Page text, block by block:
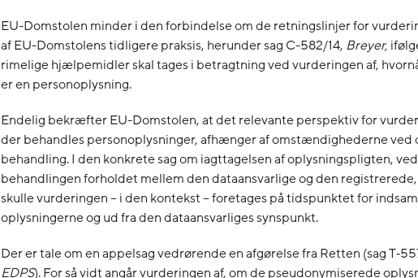
EU-Domstolen minder i den forbindelse om de retningslinjer for
af EU-Domstolens tidligere praksis, herunder sag C-582/14, Breyer,
rimelige hjælpemidler skal tages i betragtning ved vurderingen af,
er en personoplysning.
Endelig bekræfter EU-Domstolen, at det relevante perspektiv for
der behandles personoplysninger, afhænger af omstændighederne ved
behandling. I den konkrete sag om iagttagelsen af oplysningspligten,
behandlingen forholdet mellem den dataansvarlige og den
skulle vurderingen – i den kontekst – foretages på tidspunktet for
oplysningerne og ud fra den dataansvarliges synspunkt.
Der er tale om en appelsag vedrørende en afgørelse fra Retten (sag
EDPS). For så vidt angår vurderingen af, om de pseudonymiserede